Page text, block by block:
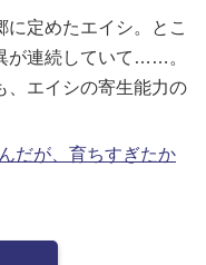
定めたエイシ。とこ
が連続していて……。
、エイシの寄生能力の
だが、育ちすぎたか